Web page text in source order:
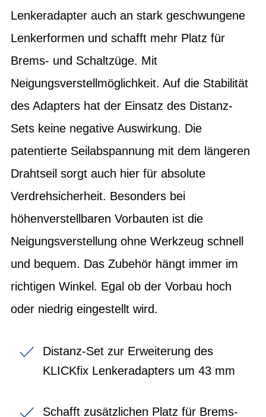
Lenkeradapter auch an stark geschwungene
Lenkerformen und schafft mehr Platz für
Brems- und Schaltzüge. Mit
Neigungsverstellmöglichkeit. Auf die Stabilität
des Adapters hat der Einsatz des Distanz-
Sets keine negative Auswirkung. Die
patentierte Seilabspannung mit dem längeren
Drahtseil sorgt auch hier für absolute
Verdrehsicherheit. Besonders bei
höhenverstellbaren Vorbauten ist die
Neigungsverstellung ohne Werkzeug schnell
und bequem. Das Zubehör hängt immer im
richtigen Winkel. Egal ob der Vorbau hoch
oder niedrig eingestellt wird.
Distanz-Set zur Erweiterung des
KLICKfix Lenkeradapters um 43 mm
Schafft zusätzlichen Platz für Brems-